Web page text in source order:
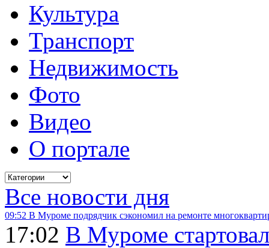
Культура
Транспорт
Недвижимость
Фото
Видео
О портале
Все новости дня
09:52 В Муроме подрядчик сэкономил на ремонте
17:02 В Муроме